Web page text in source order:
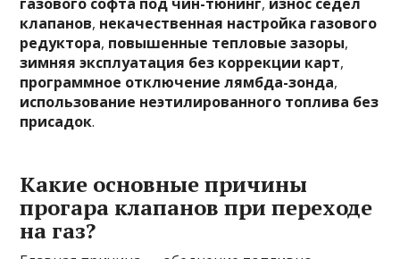
клапанов, некачественная настройка газового
редуктора, повышенные тепловые зазоры,
зимняя эксплуатация без коррекции карт,
программное отключение лямбда-зонда,
использование неэтилированного топлива без
присадок.
Какие основные причины
прогара клапанов при переходе
на газ?